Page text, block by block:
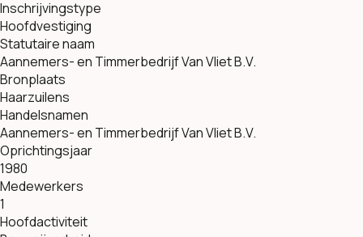
Inschrijvingstype
Hoofdvestiging
Statutaire naam
Aannemers- en Timmerbedrijf Van Vliet B.V.
Bronplaats
Haarzuilens
Handelsnamen
Aannemers- en Timmerbedrijf Van Vliet B.V.
Oprichtingsjaar
1980
Medewerkers
1
Hoofdactiviteit